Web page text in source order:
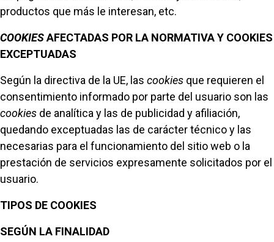
productos que más le interesan, etc.
COOKIESAFECTADAS POR LA NORMATIVA Y COOKIES
EXCEPTUADAS
Según la directiva de la UE, las cookies que requieren el
consentimiento informado por parte del usuario son las
cookies de analítica y las de publicidad y afiliación,
quedando exceptuadas las de carácter técnico y las
necesarias para el funcionamiento del sitio web o la
prestación de servicios expresamente solicitados por el
usuario.
TIPOS DE COOKIES
SEGÚN LA FINALIDAD